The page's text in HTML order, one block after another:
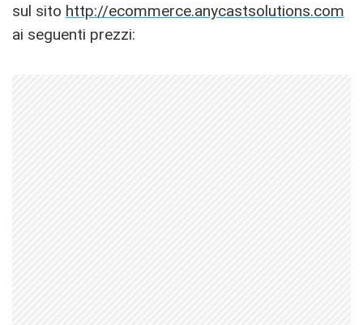
sul sito http://ecommerce.anycastsolutions.com
ai seguenti prezzi: